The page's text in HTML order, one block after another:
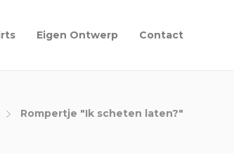
Eigen Ontwerp Contact
Rompertje "Ik scheten laten?"